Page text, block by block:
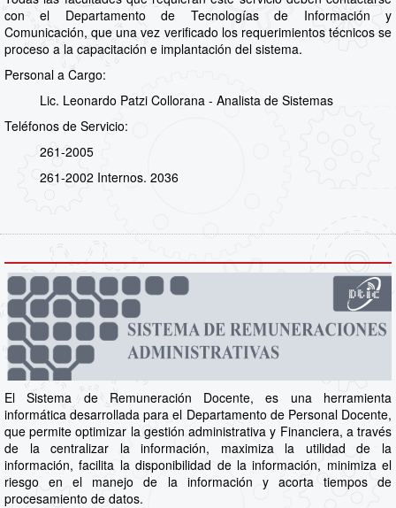
con el Departamento de Tecnologías de Información y
Comunicación, que una vez verificado los requerimientos técnicos se
proceso a la capacitación e implantación del sistema.
Personal a Cargo:
Lic. Leonardo Patzi Collorana - Analista de Sistemas
Teléfonos de Servicio:
261-2005
261-2002 Internos. 2036
El Sistema de Remuneración Docente, es una herramienta
informática desarrollada para el Departamento de Personal Docente,
que permite optimizar la gestión administrativa y Financiera, a través
de la centralizar la información, maximiza la utilidad de la
información, facilita la disponibilidad de la información, minimiza el
riesgo en el manejo de la información y acorta tiempos de
procesamiento de datos.